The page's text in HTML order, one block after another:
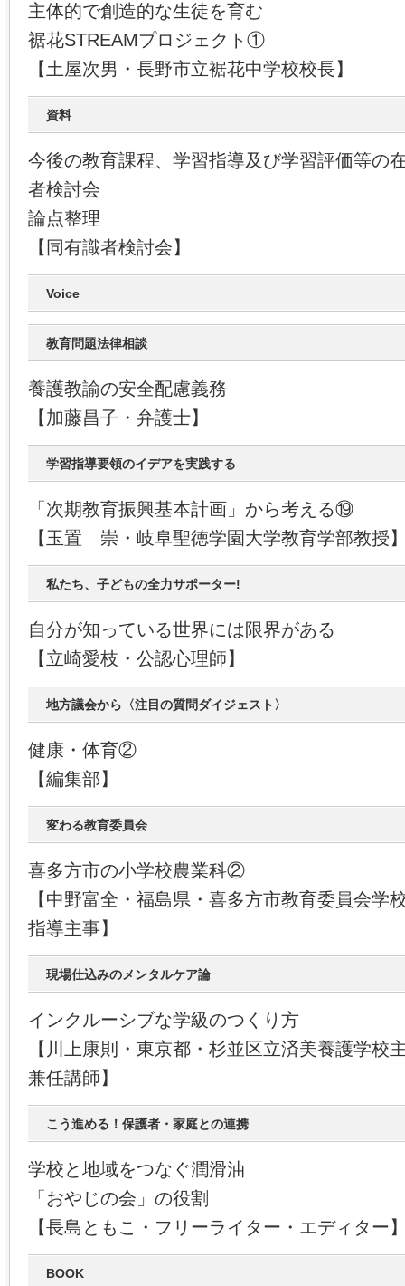
主体的で創造的な生徒を育む
裾花STREAMプロジェクト①
【土屋次男・長野市立裾花中学校校長】
資料
今後の教育課程、学習指導及び学習評価等の
者検討会
論点整理
【同有識者検討会】
Voice
教育問題法律相談
養護教諭の安全配慮義務
【加藤昌子・弁護士】
学習指導要領のイデアを実践する
「次期教育振興基本計画」から考える⑲
【玉置 崇・岐阜聖徳学園大学教育学部教授
私たち、子どもの全力サポーター!
自分が知っている世界には限界がある
【立崎愛枝・公認心理師】
地方議会から〈注目の質問ダイジェスト〉
健康・体育②
【編集部】
変わる教育委員会
喜多方市の小学校農業科②
【中野富全・福島県・喜多方市教育委員会学
指導主事】
現場仕込みのメンタルケア論
インクルーシブな学級のつくり方
【川上康則・東京都・杉並区立済美養護学校
兼任講師】
こう進める！保護者・家庭との連携
学校と地域をつなぐ潤滑油
「おやじの会」の役割
【長島ともこ・フリーライター・エディター
BOOK